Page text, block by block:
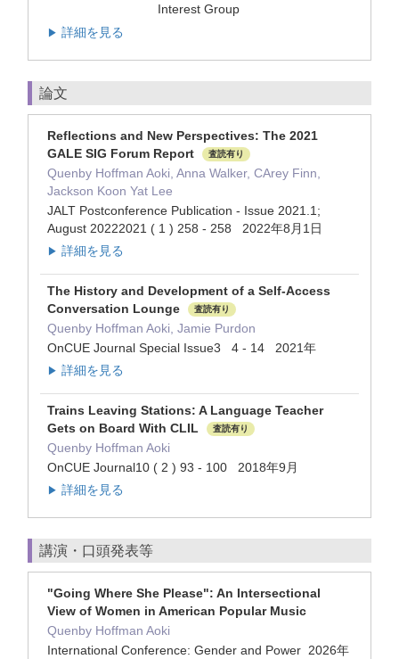
Interest Group
▶ 詳細を見る
論文
Reflections and New Perspectives: The 2021
GALE SIG Forum Report
査読有り
Quenby Hoffman Aoki, Anna Walker, CArey Finn,
Jackson Koon Yat Lee
JALT Postconference Publication - Issue 2021.1;
August 20222021 ( 1 ) 258 - 258 2022年8月1日
▶ 詳細を見る
The History and Development of a Self-Access
Conversation Lounge
査読有り
Quenby Hoffman Aoki, Jamie Purdon
OnCUE Journal Special Issue3 4 - 14 2021年
▶ 詳細を見る
Trains Leaving Stations: A Language Teacher
Gets on Board With CLIL
査読有り
Quenby Hoffman Aoki
OnCUE Journal10 ( 2 ) 93 - 100 2018年9月
▶ 詳細を見る
講演・口頭発表等
"Going Where She Please": An Intersectional
View of Women in American Popular Music
Quenby Hoffman Aoki
International Conference: Gender and Power 2026年